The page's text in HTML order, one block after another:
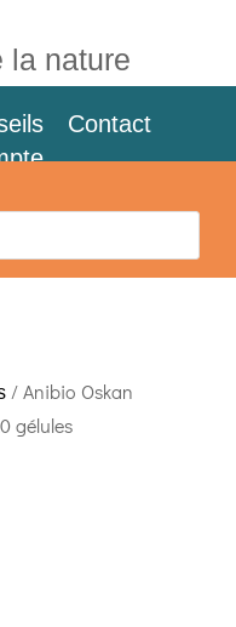
la nature
Contact
/ Anibio Oskan
gélules